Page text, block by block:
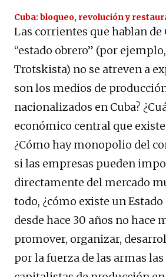
Cuba: bloqueo, revolución y
Las corrientes que hablan de
“estado obrero” (por
Trotskista) no se atreven a
son los medios de
nacionalizados en Cuba?
económico central que existe
¿Cómo hay monopolio del
si las empresas pueden
directamente del mercado
todo, ¿cómo existe un
desde hace 30 años no hace
promover, organizar,
por la fuerza de las armas